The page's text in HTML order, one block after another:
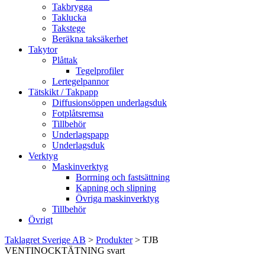
Takbrygga
Taklucka
Takstege
Beräkna taksäkerhet
Takytor
Plåttak
Tegelprofiler
Lertegelpannor
Tätskikt / Takpapp
Diffusionsöppen underlagsduk
Fotplåtsremsa
Tillbehör
Underlagspapp
Underlagsduk
Verktyg
Maskinverktyg
Borrning och fastsättning
Kapning och slipning
Övriga maskinverktyg
Tillbehör
Övrigt
Taklagret Sverige AB > Produkter> TJB
VENTINOCKTÄTNING svart